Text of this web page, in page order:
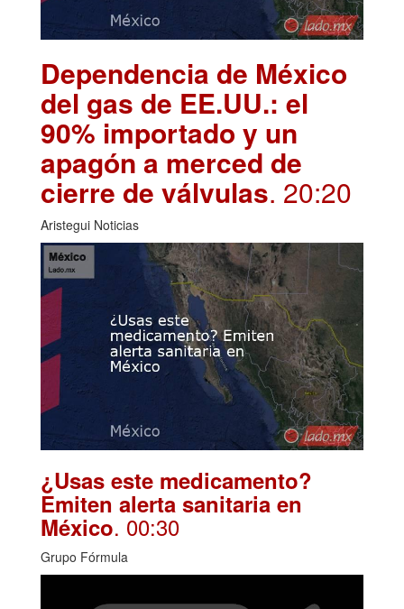
Dependencia de México
del gas de EE.UU.: el
90% importado y un
apagón a merced de
cierre de válvulas. 20:20
Aristegui Noticias
¿Usas este medicamento?
Emiten alerta sanitaria en
México. 00:30
Grupo Fórmula